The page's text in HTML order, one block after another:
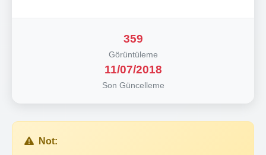
359
Görüntüleme
11/07/2018
Son Güncelleme
Not: